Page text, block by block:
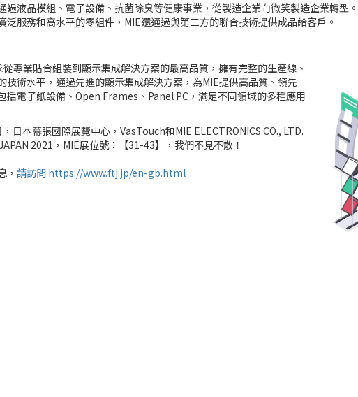
過液晶模組、電子設備、抗菌除臭等健康事業，從製造企業向微笑製造企業轉型。
泛服務和高水平的零組件，MIE還通過與第三方的聯合技術提供成品給客戶。
專業貼合組裝到顯示集成解決方案的最高品質，擁有完整的生產線、
技術水平，通過先進的顯示集成解決方案，為MIE提供高品質、領先
括電子紙設備、Open Frames、Panel PC，滿足不同領域的多種應用
日本幕張國際展覽中心，VasTouch和MIE ELECTRONICS CO., LTD.
2021，MIE展位號：【31-43】，我們不見不散！
， 請訪問 https://www.ftj.jp/en-gb.html